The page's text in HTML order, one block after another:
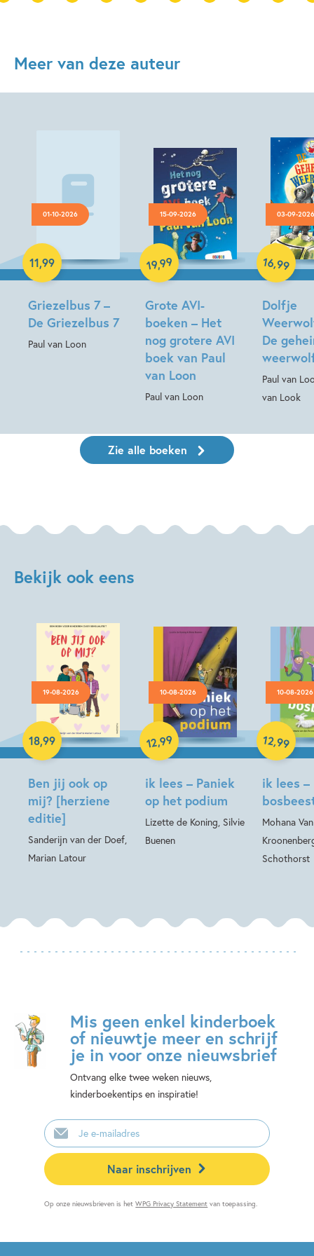
Meer van deze auteur
01-10-2026
Griezelbus 7 –
De Griezelbus 7
Paul van Loon
11,99
Luisterboek
15-09-2026
Grote AVI-
boeken – Het
nog grotere AVI
boek van Paul
van Loon
Paul van Loon
19,99
Hardcover
03-09-2026
Dolfje
De
Paul van
van Look
16,99
Hardcover
Zie alle boeken
Bekijk ook eens
19-08-2026
Ben jij ook op
mij? [herziene
editie]
Sanderijn van der Doef,
Marian Latour
18,99
Hardcover
10-08-2026
ik lees – Paniek
op het podium
Lizette de Koning, Silvie
Buenen
12,99
Hardcover
10-08-2026
ik lees –
Mohana
Schothorst
12,99
Hardcover
Mis geen enkel kinderboek
of nieuwtje meer en schrijf
je in voor onze nieuwsbrief
Ontvang elke twee weken nieuws,
kinderboekentips en inspiratie!
E-
mailadres
Naar inschrijven
Op onze nieuwsbrieven is hetWPG Privacy Statement van toepassing.